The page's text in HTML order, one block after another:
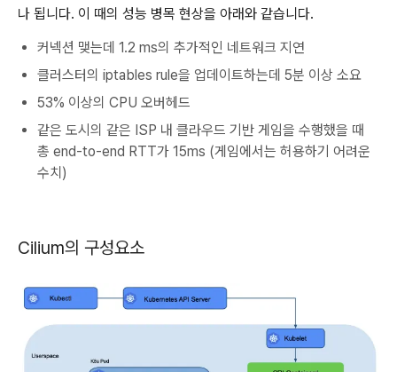
나 됩니다. 이 때의 성능 병목 현상을 아래와 같습니다.
커넥션 맺는데 1.2 ms의 추가적인 네트워크 지연
클러스터의 iptables rule을 업데이트하는데 5분 이상 소요
53% 이상의 CPU 오버헤드
같은 도시의 같은 ISP 내 클라우드 기반 게임을 수행했을 때
총 end-to-end RTT가 15ms (게임에서는 허용하기 어려운
수치)
Cilium의 구성요소